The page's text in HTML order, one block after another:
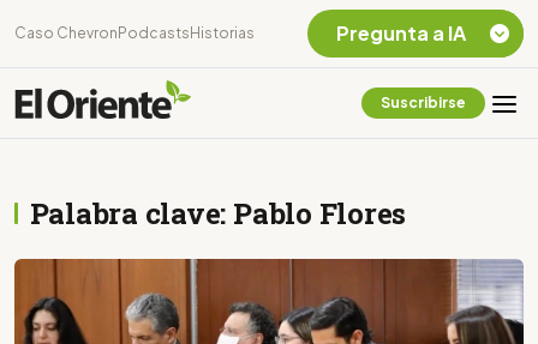
Caso Chevron Podcasts Historias
Suscribirse
Palabra clave: Pablo Flores
Pregunta a IA
Listar destinos
Amazonia Ecuatoriana
¿En que consiste la
tasa minera que rige en
Ecuador?